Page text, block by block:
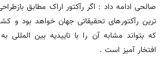
صالحی ادامه داد : اگر رآکتور اراک مطابق
ترین رآکتورهای تحقیقاتی جهان خواهد بود و
که بتواند مشابه آن را با تاییدیه بین
افتخار آمیز است .